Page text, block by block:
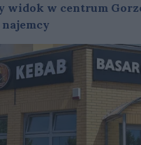
widok w centrum